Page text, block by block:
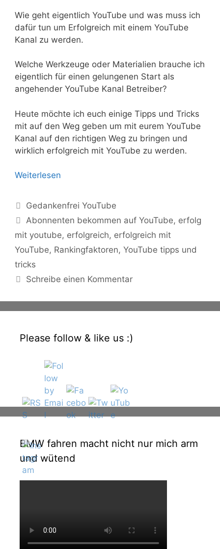
Wie geht eigentlich YouTube und was muss ich
dafür tun um Erfolgreich mit einem YouTube
Kanal zu werden.
Welche Werkzeuge oder Materialien brauche ich
eigentlich für einen gelungenen Start als
angehender YouTube Kanal Betreiber?
Heute möchte ich euch einige Tipps und Tricks
mit auf den Weg geben um mit eurem YouTube
Kanal auf den richtigen Weg zu bringen und
wirklich erfolgreich mit YouTube zu werden.
Weiterlesen
Kategorien
Gedankenfrei YouTube
Schlagwörter
Abonnenten bekommen auf YouTube, erfolg
mit youtube, erfolgreich, erfolgreich mit
YouTube, Rankingfaktoren, YouTube tipps und
tricks
Schreibe einen Kommentar
Please follow & like us :)
BMW fahren macht nicht nur mich arm
und wütend